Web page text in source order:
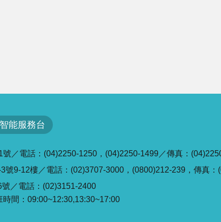
智能服務台
／電話：(04)2250-1250，(04)2250-1499／傳真：
號9-12樓／電話：(02)3707-3000，(0800)212-239，傳真：
／電話：(02)3151-2400
間：09:00~12:30,13:30~17:00